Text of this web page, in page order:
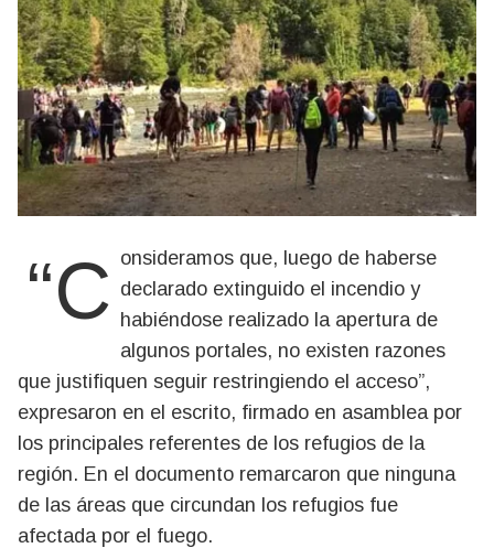
“Consideramos que, luego de haberse declarado extinguido el incendio y
habiéndose realizado la apertura de
algunos portales, no existen razones
que justifiquen seguir restringiendo el acceso”,
expresaron en el escrito, firmado en asamblea por
los principales referentes de los refugios de la
región. En el documento remarcaron que ninguna
de las áreas que circundan los refugios fue
afectada por el fuego.